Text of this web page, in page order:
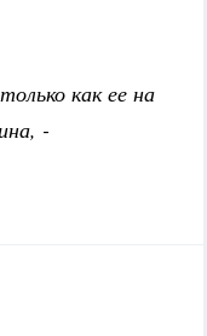
как ее на
-